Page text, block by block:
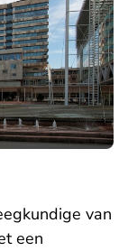
van
een